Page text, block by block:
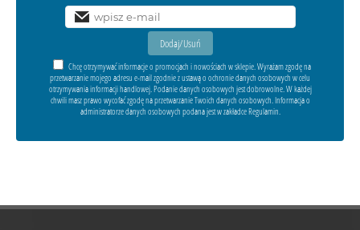
Chcę otrzymywać informacje o promocjach i nowościach w sklepie. Wyrażam zgodę na
przetwarzanie mojego adresu e-mail zgodnie z ustawą o ochronie danych osobowych w celu
otrzymywania informacji handlowej. Podanie danych osobowych jest dobrowolne. W każdej
chwili masz prawo wycofać zgodę na przetwarzanie Twoich danych osobowych. Informacja o
administratorze danych osobowych podana jest w zakładce Regulamin.